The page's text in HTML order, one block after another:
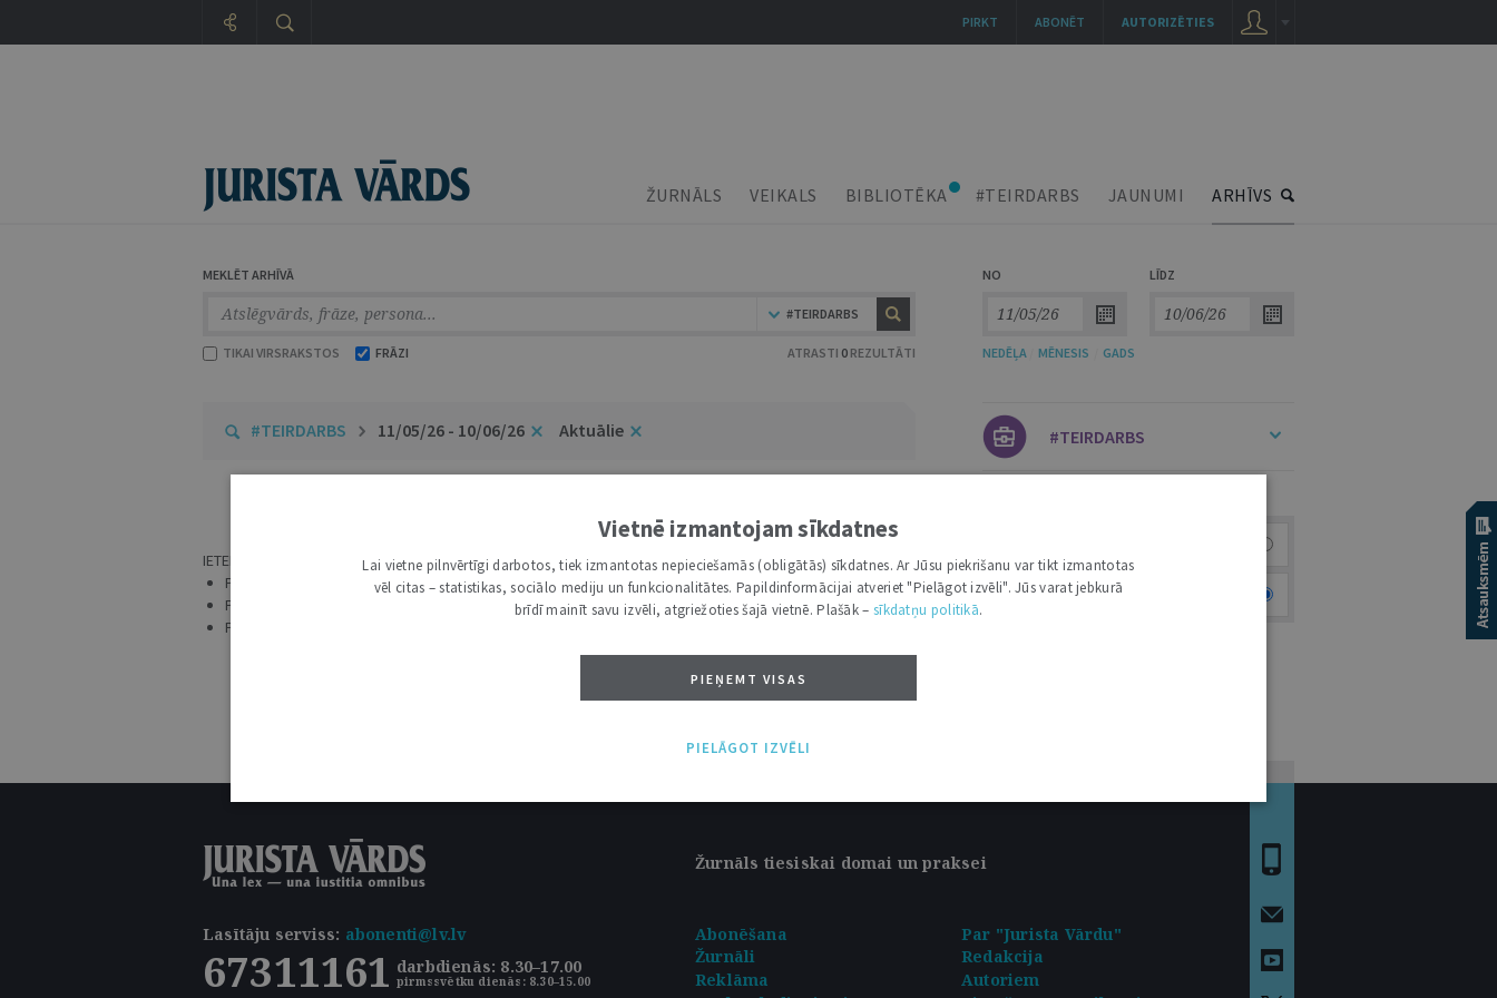
ŽURNĀLS VEIKALS BIBLIOTĒKA #TEIRDARBS JAUNUMI ARHĪVS
MEKLĒT ARHĪVĀ
#TEIRDARBS
TIKAI VIRSRAKSTOS FRĀZI ATRASTI 0 REZULTĀTI
NO LĪDZ
NEDĒĻA MĒNESIS GADS
#TEIRDARBS 11/05/26 - 10/06/26 Aktuālie
NAV ATRASTS NEVIENS RAKSTS!
IETEIKUMI:
PĀRLIECINIES, VAI ATSLĒGVĀRDS IR UZRAKSTĪTS PAREIZI.
PRECIZĒ MEKLĒŠANAS PIEPRASĪJUMU.
PĀRBAUDI, VAI IR IZVĒLĒTS ATBILSTOŠS MEKLĒŠANAS LAUKS.
#TEIRDARBS
Aktuālie sludinājumi
Žurnāls tiesiskai domai un praksei
Lasītāju serviss: abonenti@lv.lv
67311161 darbdienās: 8.30–17.00
pirmssvētku dienās: 8.30–15.00
Abonēšana
Par "Jurista Vārdu"
Žurnāli
Redakcija
Reklāma
Autoriem
AUTORIZĒTIES
ABONĒT
PIRKT
Vietnē izmantojam sīkdatnes
Lai vietne pilnvērtīgi darbotos, tiek izmantotas nepieciešamās (obligātās) sīkdatnes. Ar Jūsu piekrišanu var tikt izmantotas
vēl citas – statistikas, sociālo mediju un funkcionalitātes. Papildinformācijai atveriet "Pielāgot izvēli". Jūs varat jebkurā
brīdī mainīt savu izvēli, atgriežoties šajā vietnē. Plašāk – sīkdatņu politikā.
PIEŅEMT VISAS
PIELĀGOT IZVĒLI